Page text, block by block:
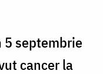
5 septembrie
cancer la